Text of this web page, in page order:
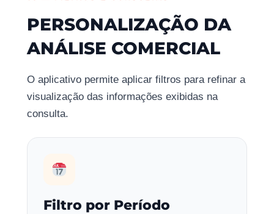
PERSONALIZAÇÃO DA
ANÁLISE COMERCIAL
O aplicativo permite aplicar filtros para refinar a
visualização das informações exibidas na
consulta.
Filtro por Período